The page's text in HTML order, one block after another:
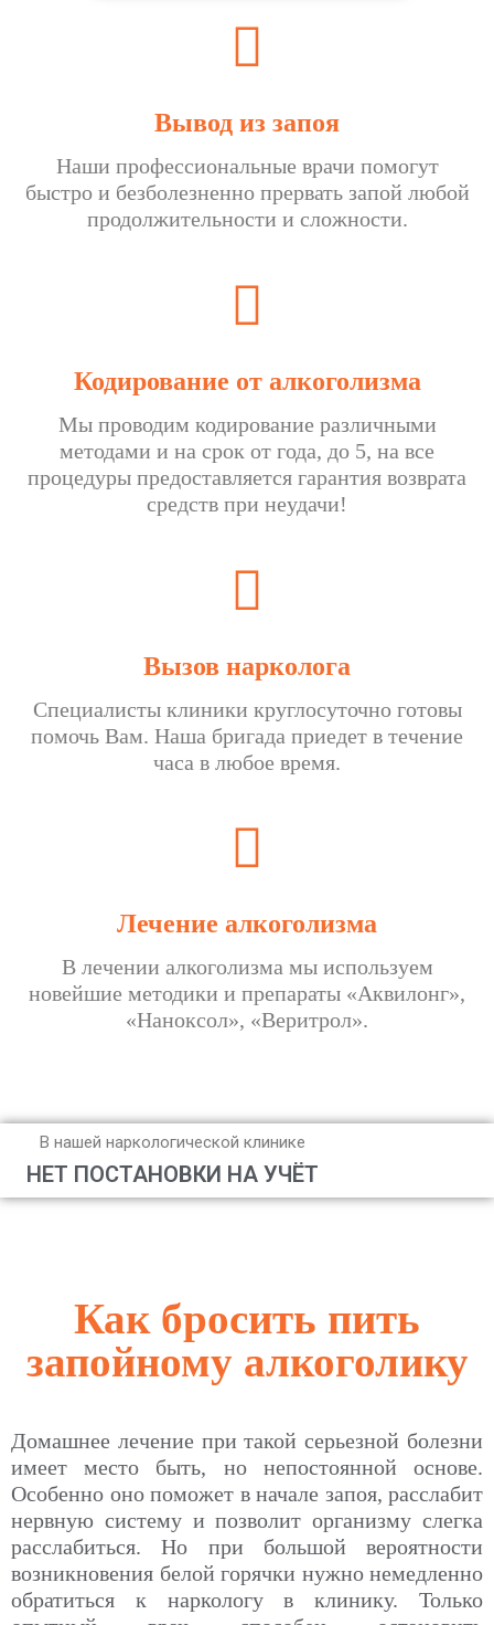
Вывод из запоя
Наши профессиональные врачи помогут
быстро и безболезненно прервать запой любой
продолжительности и сложности.
Кодирование от алкоголизма
Мы проводим кодирование различными
методами и на срок от года, до 5, на все
процедуры предоставляется гарантия возврата
средств при неудачи!
Вызов нарколога
Специалисты клиники круглосуточно готовы
помочь Вам. Наша бригада приедет в течение
часа в любое время.
Лечение алкоголизма
В лечении алкоголизма мы используем
новейшие методики и препараты «Аквилонг»,
«Наноксол», «Веритрол».
В нашей наркологической клинике
НЕТ ПОСТАНОВКИ НА УЧЁТ
Как бросить пить
запойному алкоголику
Домашнее лечение при такой серьезной болезни
имеет место быть, но непостоянной основе.
Особенно оно поможет в начале запоя, расслабит
нервную систему и позволит организму слегка
расслабиться. Но при большой вероятности
возникновения белой горячки нужно немедленно
обратиться к наркологу в клинику. Только